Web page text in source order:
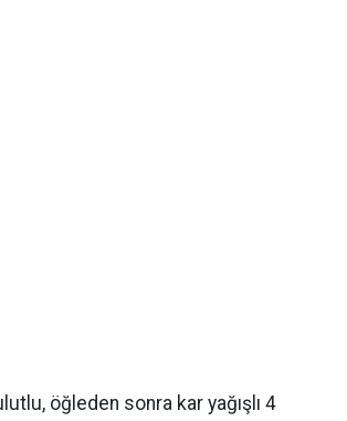
öğleden sonra kar yağışlı 4